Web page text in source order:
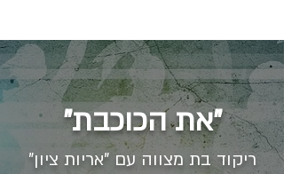
"את הכוכבת"
ריקוד בת מצווה עם "אריות ציון"